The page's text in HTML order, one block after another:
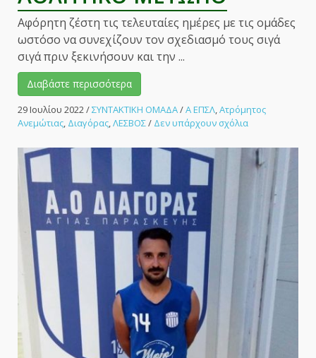
Αφόρητη ζέστη τις τελευταίες ημέρες με τις ομάδες
ωστόσο να συνεχίζουν τον σχεδιασμό τους σιγά
σιγά πριν ξεκινήσουν και την ...
Διαβάστε περισσότερα
29 Ιουλίου 2022/ΣΥΝΤΑΚΤΙΚΗ ΟΜΑΔΑ/Α ΕΠΣΛ,Ατρόμητος
Ανεμώτιας, Διαγόρας,ΛΕΣΒΟΣ/ Δεν υπάρχουν σχόλιαστο
στο
Διαγόρα
μεταγραφές
Ατρόμητο
ΑΘΛΗΤΙΚΟ
ΜΕΤΩΠΟ